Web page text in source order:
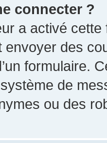
connecter ?
a activé
envoyer des
formulaire.
de
ou des